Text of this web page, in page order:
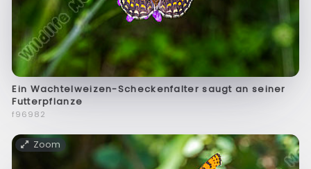
Ein Wachtelweizen-Scheckenfalter saugt an seiner
Futterpflanze
f96982
Zoom